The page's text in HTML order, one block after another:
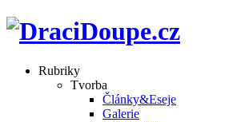
Rubriky
Tvorba
Články&Eseje
Galerie